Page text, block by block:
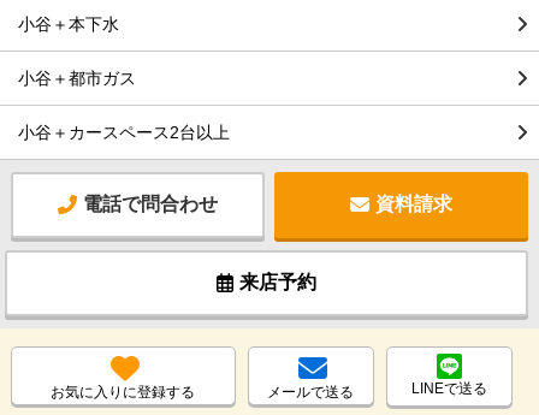
小谷＋本下水
小谷＋都市ガス
小谷＋カースペース2台以上
電話で問合わせ 資料請求
来店予約
お気に入りに登録する メールで送る LINEで送る